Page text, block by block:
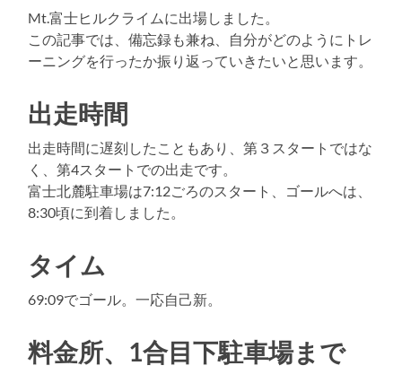
Mt.富士ヒルクライムに出場しました。
この記事では、備忘録も兼ね、自分がどのようにトレ
ーニングを行ったか振り返っていきたいと思います。
出走時間
出走時間に遅刻したこともあり、第３スタートではな
く、第4スタートでの出走です。
富士北麓駐車場は7:12ごろのスタート、ゴールへは、
8:30頃に到着しました。
タイム
69:09でゴール。一応自己新。
料金所、1合目下駐車場まで